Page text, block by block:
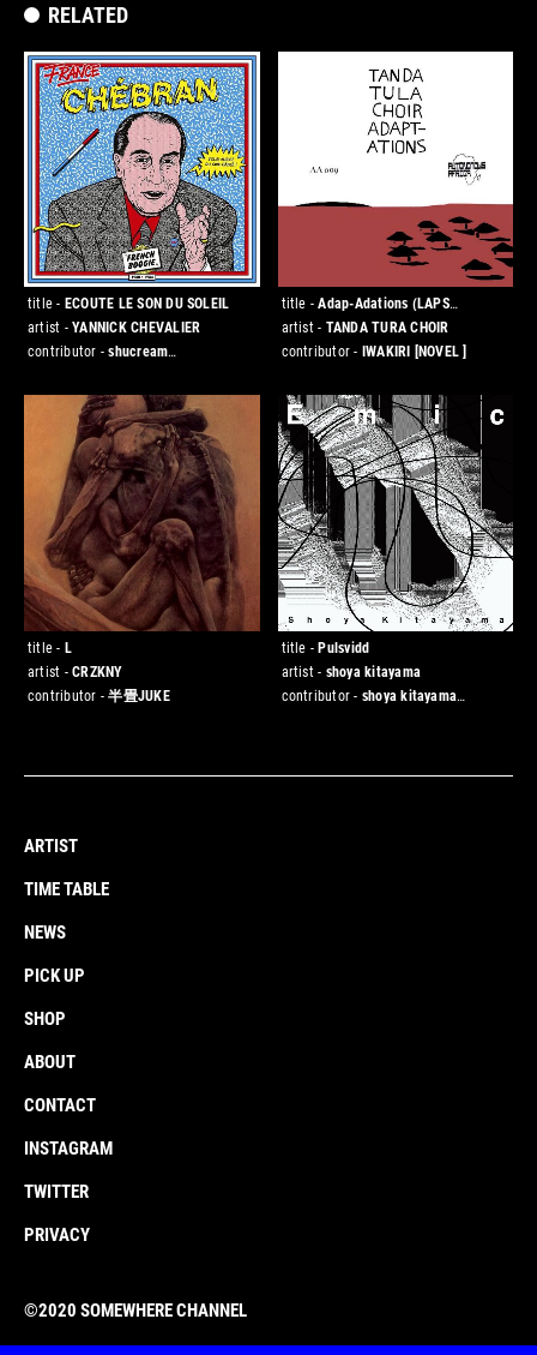
RELATED
title - ECOUTE LE SON DU SOLEIL
artist -YANNICK CHEVALIER
contributor -shucream
title -Adap-Adations (LAPS
Adaptation)
artist - TANDA TURA CHOIR
contributor - IWAKIRI [NOVEL ]
title - L
artist -CRZKNY
contributor -半畳JUKE
title -Pulsvidd
artist - shoya kitayama
contributor - shoya kitayama
ARTIST
TIME TABLE
NEWS
PICK UP
SHOP
ABOUT
CONTACT
INSTAGRAM
TWITTER
PRIVACY
©︎2020 SOMEWHERE CHANNEL